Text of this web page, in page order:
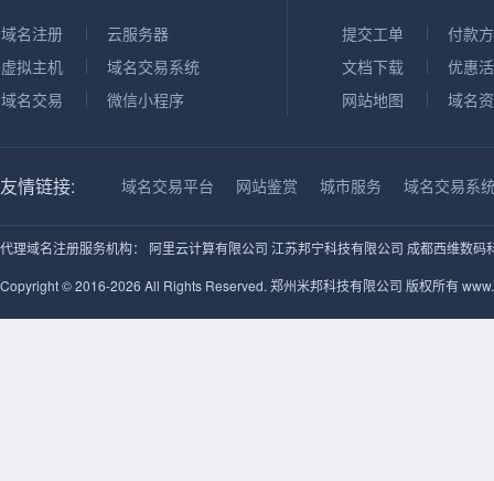
域名注册
云服务器
虚拟主机
域名交易系统
域名交易
微信小程序
提交工单
付款
文档下载
优惠
网站地图
域名
友情链接: 域名交易平台 网站鉴赏 城市服务 域名交易系
代理域名注册服务机构： 阿里云计算有限公司 江苏邦宁科技有限公司 成都西维数码
Copyright © 2016-2026 All Rights Reserved. 郑州米邦科技有限公司 版权所有